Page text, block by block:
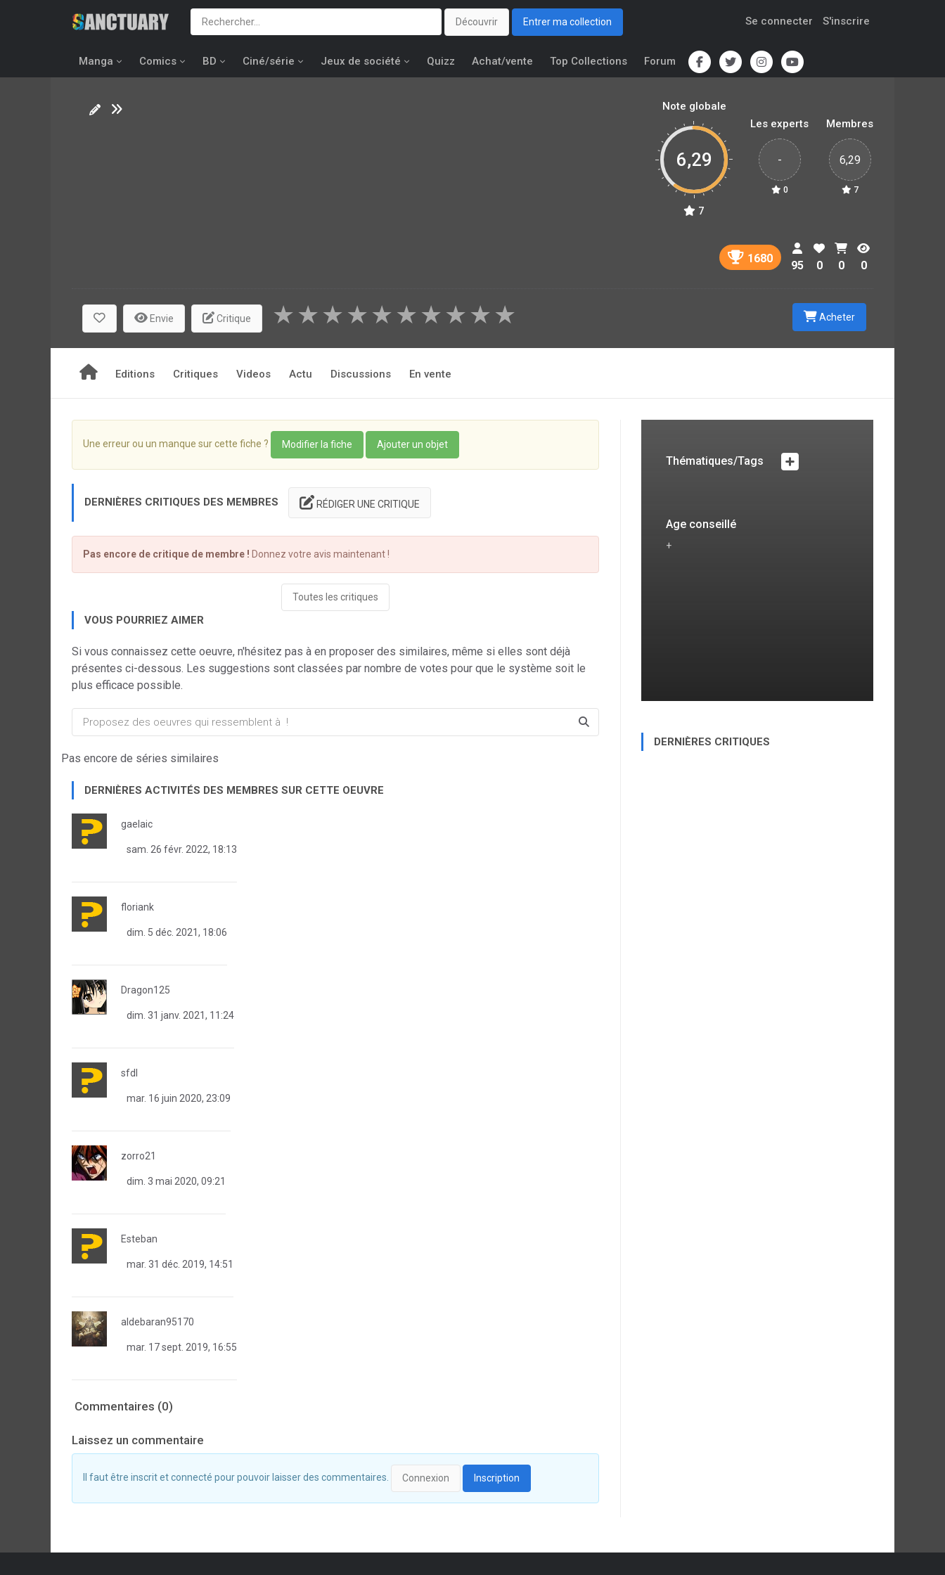
Découvrir Entrer ma collection Se connecter S'inscrire
Manga Comics BD Ciné/série Jeux de société Quizz Achat/vente Top Collections Forum
Note globale
6,29
7
Les experts
-
0
Membres
6,29
7
1680
95 0 0 0
Envie Critique ★
★
★
★
★
★
★
★
★
★ Acheter
Editions Critiques Videos Actu Discussions En vente
Une erreur ou un manque sur cette fiche ? Modifier la fiche Ajouter un objet
DERNIÈRES CRITIQUES DES MEMBRES RÉDIGER UNE CRITIQUE
Pas encore de critique de membre ! Donnez votre avis maintenant !
Toutes les critiques
VOUS POURRIEZ AIMER
Si vous connaissez cette oeuvre, n'hésitez pas à en proposer des similaires, même si elles sont déjà
présentes ci-dessous. Les suggestions sont classées par nombre de votes pour que le système soit le
plus efficace possible.
Pas encore de séries similaires
DERNIÈRES ACTIVITÉS DES MEMBRES SUR CETTE OEUVRE
gaelaic
sam. 26 févr. 2022, 18:13
floriank
dim. 5 déc. 2021, 18:06
Dragon125
dim. 31 janv. 2021, 11:24
sfdl
mar. 16 juin 2020, 23:09
zorro21
dim. 3 mai 2020, 09:21
Esteban
mar. 31 déc. 2019, 14:51
aldebaran95170
mar. 17 sept. 2019, 16:55
Commentaires (0)
Laissez un commentaire
Il faut être inscrit et connecté pour pouvoir laisser des commentaires. Connexion Inscription
Thématiques/Tags
Age conseillé
+
DERNIÈRES CRITIQUES